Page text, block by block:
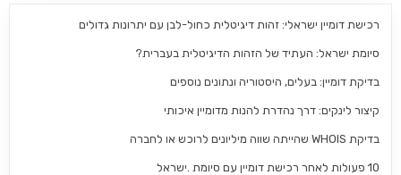
רכישת דומיין ישראלי: זהות דיגיטלית כחול-לבן עם יתרונות גדולים
סיומת ישראל: העתיד של הזהות הדיגיטלית בעברית?
בדיקת דומיין: בעלים, היסטוריה ונתונים נוספים
קיצור לינקים: דרך נהדרת להנות מדומיין איכותי
בדיקת WHOIS שהייתה שווה מיליונים לרוכש או לחברה
10 פעולות לאחר רכישת דומיין עם סיומת .ישראל